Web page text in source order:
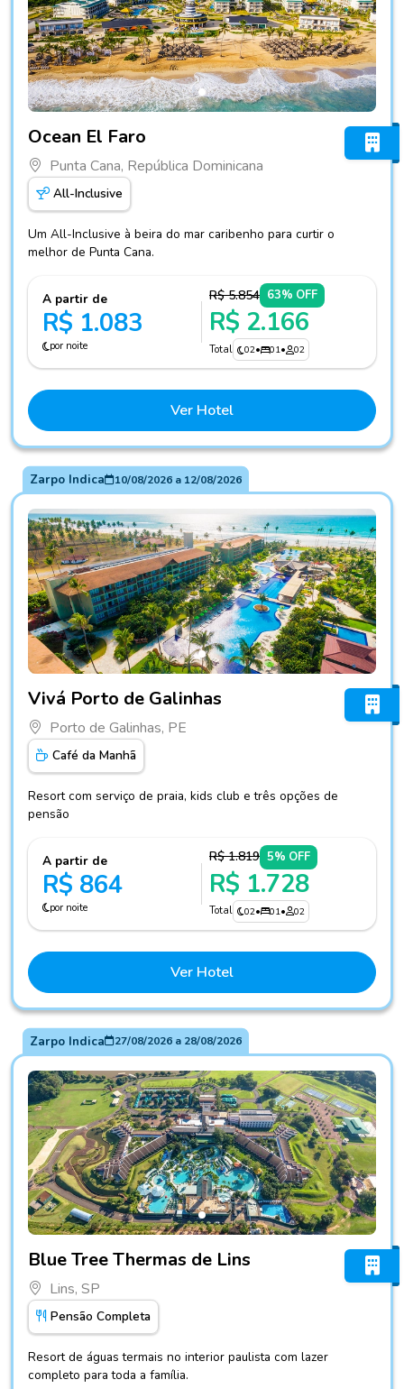
Ocean El Faro
Punta Cana, República Dominicana
All-Inclusive
Um All-Inclusive à beira do mar caribenho para curtir o
melhor de Punta Cana.
A partir de
R$ 1.083
por noite
R$ 5.854 63% OFF
R$ 2.166
Total 02• 01• 02
Ver Hotel
Zarpo Indica 10/08/2026a 12/08/2026
Vivá Porto de Galinhas
Porto de Galinhas, PE
Café da Manhã
Resort com serviço de praia, kids club e três opções de
pensão
A partir de
R$ 864
por noite
R$ 1.819 5% OFF
R$ 1.728
Total 02• 01• 02
Ver Hotel
Zarpo Indica 27/08/2026a 28/08/2026
Blue Tree Thermas de Lins
Lins, SP
Pensão Completa
Resort de águas termais no interior paulista com lazer
completo para toda a família.